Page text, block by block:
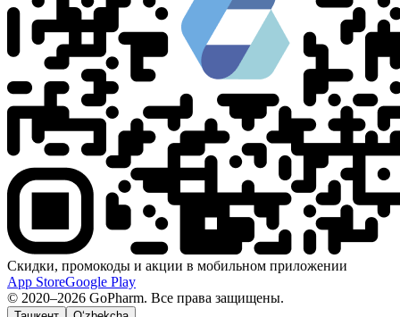
Скидки, промокоды и акции в мобильном приложении
App StoreGoogle Play
© 2020–2026 GoPharm. Все права защищены.